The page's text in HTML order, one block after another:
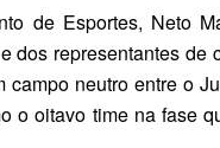
de Esportes, Neto
dos representantes de
neutro entre o
o oitavo time na fase